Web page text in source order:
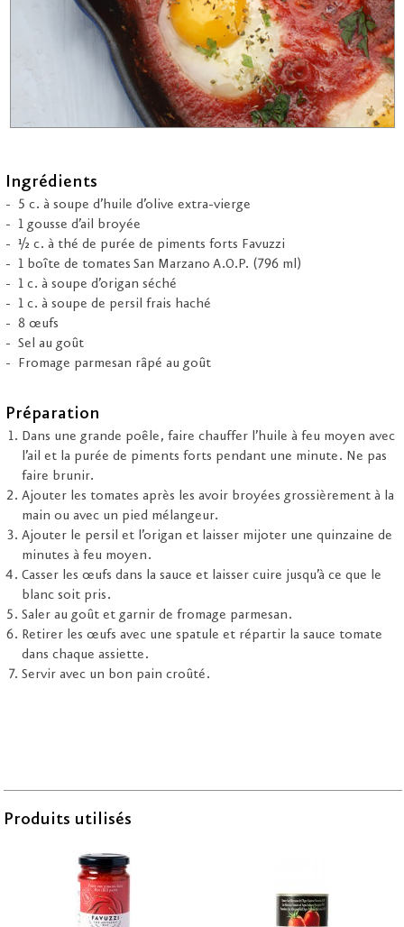
Ingrédients
5 c. à soupe d’huile d’olive extra-vierge
1 gousse d’ail broyée
½ c. à thé de purée de piments forts Favuzzi
1 boîte de tomates San Marzano A.O.P. (796 ml)
1 c. à soupe d’origan séché
1 c. à soupe de persil frais haché
8 œufs
Sel au goût
Fromage parmesan râpé au goût
Préparation
Dans une grande poêle, faire chauffer l’huile à feu moyen avec
l’ail et la purée de piments forts pendant une minute. Ne pas
faire brunir.
Ajouter les tomates après les avoir broyées grossièrement à la
main ou avec un pied mélangeur.
Ajouter le persil et l’origan et laisser mijoter une quinzaine de
minutes à feu moyen.
Casser les œufs dans la sauce et laisser cuire jusqu’à ce que le
blanc soit pris.
Saler au goût et garnir de fromage parmesan.
Retirer les œufs avec une spatule et répartir la sauce tomate
dans chaque assiette.
Servir avec un bon pain croûté.
Produits utilisés